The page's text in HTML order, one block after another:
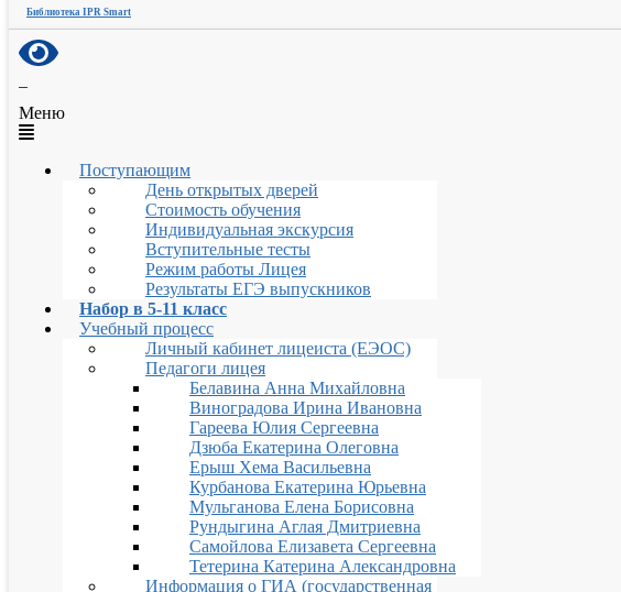
Библиотека IPR Smart
Меню
Поступающим
День открытых дверей
Стоимость обучения
Индивидуальная экскурсия
Вступительные тесты
Режим работы Лицея
Результаты ЕГЭ выпускников
Набор в 5-11 класс
Учебный процесс
Личный кабинет лицеиста (ЕЭОС)
Педагоги лицея
Белавина Анна Михайловна
Виноградова Ирина Ивановна
Гареева Юлия Сергеевна
Дзюба Екатерина Олеговна
Ерыш Хема Васильевна
Курбанова Екатерина Юрьевна
Мульганова Елена Борисовна
Рундыгина Аглая Дмитриевна
Самойлова Елизавета Сергеевна
Тетерина Катерина Александровна
Информация о ГИА (государственная